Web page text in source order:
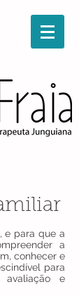
e para que a
a
conhecer e
para
e